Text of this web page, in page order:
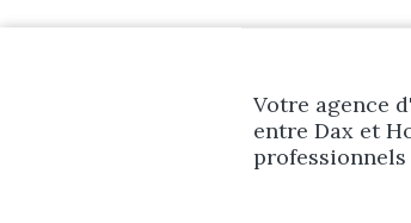
Votre agence
entre Dax et